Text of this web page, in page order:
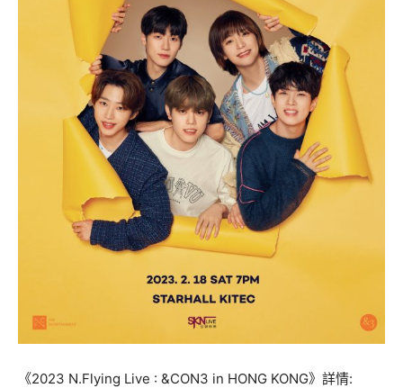
《2023 N.Flying Live : &CON3 in HONG KONG》詳情: